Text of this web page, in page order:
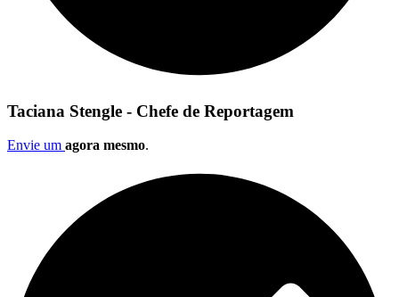
Taciana Stengle - Chefe de Reportagem
Envie um agora mesmo.